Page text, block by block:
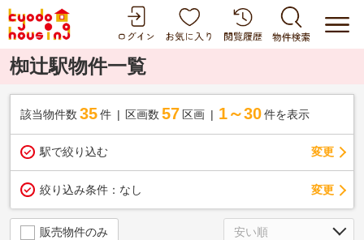
椥辻駅物件一覧
該当物件数 35件 区画数 57 区画 1～30 件を表示
駅で絞り込む 変更
絞り込み条件： なし 変更
販売物件のみ